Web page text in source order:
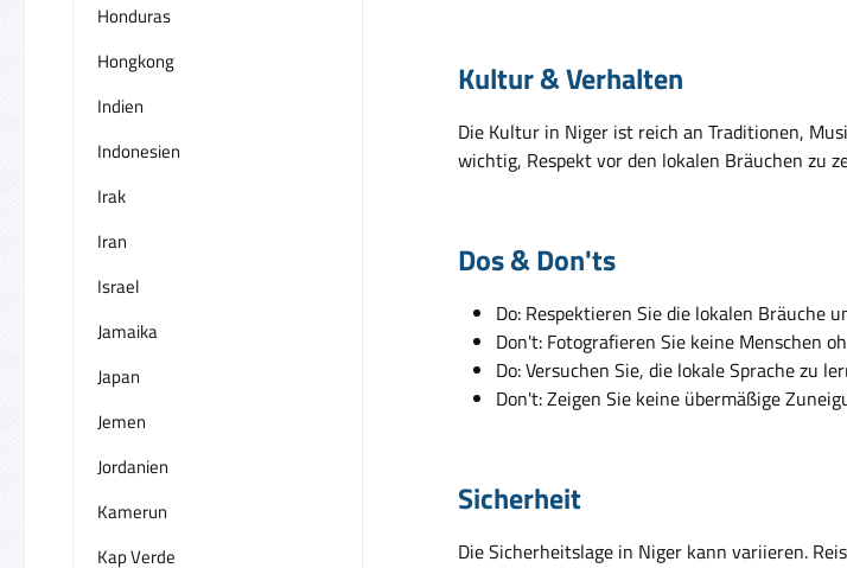
Honduras
Hongkong
Indien
Indonesien
Irak
Iran
Israel
Jamaika
Japan
Jemen
Jordanien
Kamerun
Kap Verde
Kultur & Verhalten
Die Kultur in Niger ist reich an Traditionen,
wichtig, Respekt vor den lokalen Bräuchen zu
Dos & Don'ts
Do: Respektieren Sie die lokalen Bräuche
Don't: Fotografieren Sie keine Menschen
Do: Versuchen Sie, die lokale Sprache zu
Don't: Zeigen Sie keine übermäßige
Sicherheit
Die Sicherheitslage in Niger kann variieren.